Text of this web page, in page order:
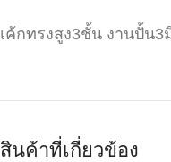
เค้กทรงสูง3ชั้น งานปั้น
สินค้าที่เกี่ยวข้อง